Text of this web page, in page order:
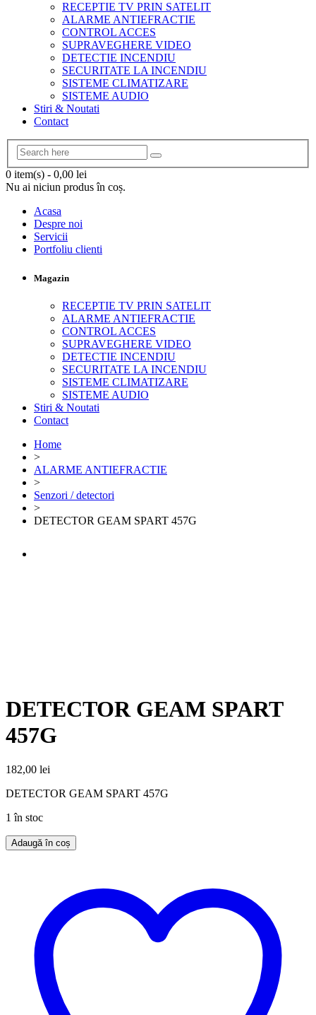
RECEPTIE TV PRIN SATELIT
ALARME ANTIEFRACTIE
CONTROL ACCES
SUPRAVEGHERE VIDEO
DETECTIE INCENDIU
SECURITATE LA INCENDIU
SISTEME CLIMATIZARE
SISTEME AUDIO
Stiri & Noutati
Contact
0 item(s) - 0,00 lei
Nu ai niciun produs în coș.
Acasa
Despre noi
Servicii
Portfoliu clienti
Magazin
RECEPTIE TV PRIN SATELIT
ALARME ANTIEFRACTIE
CONTROL ACCES
SUPRAVEGHERE VIDEO
DETECTIE INCENDIU
SECURITATE LA INCENDIU
SISTEME CLIMATIZARE
SISTEME AUDIO
Stiri & Noutati
Contact
Home
>
ALARME ANTIEFRACTIE
>
Senzori / detectori
>
DETECTOR GEAM SPART 457G
DETECTOR GEAM SPART
457G
182,00 lei
DETECTOR GEAM SPART 457G
1 în stoc
Adaugă în coș